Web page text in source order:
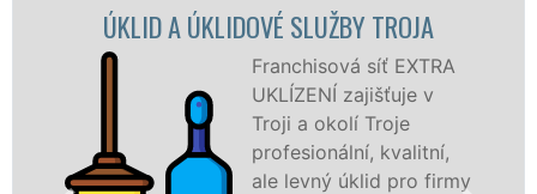
A ÚKLIDOVÉ SLUŽBY TROJA
Franchisová síť EXTRA
UKLÍZENÍ zajišťuje v
Troji a okolí Troje
profesionální, kvalitní,
ale levný úklid pro firmy